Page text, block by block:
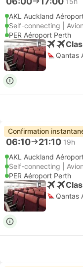
AKL Auckland
Self-connecting |
PER Aéroport Perth
Qantas
Confirmation
06:10 21:10 19h
AKL Auckland
Self-connecting |
PER Aéroport Perth
Qantas